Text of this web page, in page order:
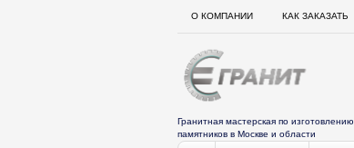
О КОМПАНИИ КАК ЗАКАЗАТЬ
Гранитная мастерская по изготовлению
памятников в Москве и области